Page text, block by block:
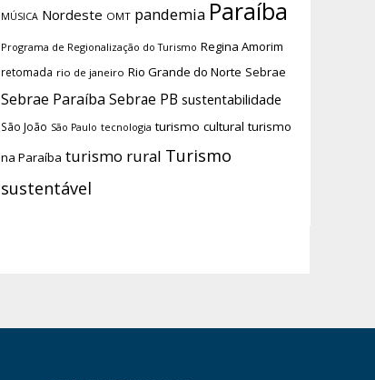
MÚSICA Nordeste OMT pandemia Paraíba
Programa de Regionalização do Turismo Regina Amorim
retomada rio de janeiro Rio Grande do Norte Sebrae
Sebrae Paraíba Sebrae PB sustentabilidade
São João São Paulo tecnologia turismo cultural turismo
na Paraíba turismo rural Turismo
sustentável